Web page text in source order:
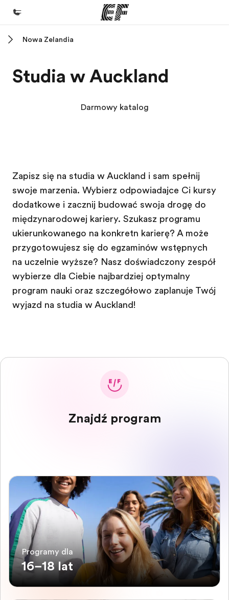
Nasze programy
Kim jesteśmy
Kariera
Dołącz do naszego zespołu
Nowa Zelandia
Studia w Auckland
Darmowy katalog
Zapisz się na studia w Auckland i sam spełnij
swoje marzenia. Wybierz odpowiadające Ci kursy
dodatkowe i zacznij budować swoja drogę do
międzynarodowej kariery. Szukasz programu
ukierunkowanego na konkretną karierę? A może
przygotowujesz się do egzaminów wstępnych
na uczelnie wyższe? Nasz doświadczony zespół
wybierze dla Ciebie najbardziej optymalny
program nauki oraz szczegółowo zaplanuje Twój
wyjazd na studia w Auckland!
Znajdź program
Programy dla
16–18 lat